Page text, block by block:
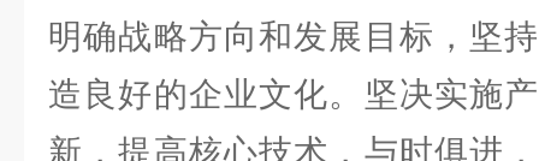
明确战略方向和发展目标，坚
造良好的企业文化。坚决实施
新，提高核心技术，与时俱进